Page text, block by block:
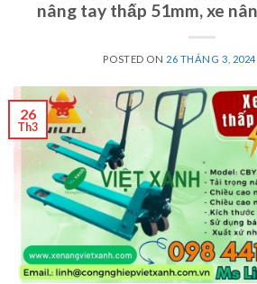
nâng tay thấp 51mm,xe
POSTED ON 26 THÁNG 3, 2024
26
Th3